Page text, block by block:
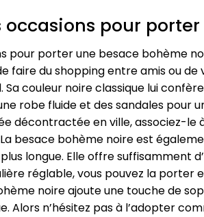
occasions pour
pour porter une besace bohème
faire du shopping entre amis ou
couleur noire classique lui
robe fluide et des sandales pour
décontractée en ville, associez-
besace bohème noire est
longue. Elle offre suffisamment
réglable, vous pouvez la
noire ajoute une touche de
Alors n’hésitez pas à l’adopter